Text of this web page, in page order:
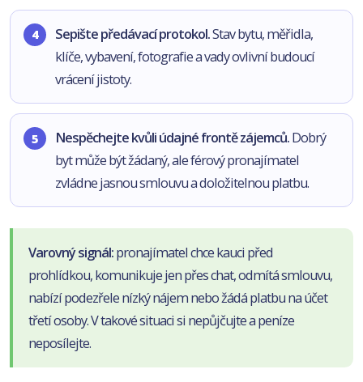
Sepište předávací protokol.Stav bytu, měřidla,
klíče, vybavení, fotografie a vady ovlivní budoucí
vrácení jistoty.
Nespěchejte kvůli údajné frontě zájemců.Dobrý
byt může být žádaný, ale férový pronajímatel
zvládne jasnou smlouvu a doložitelnou platbu.
Varovný signál:pronajímatel chce kauci před
prohlídkou, komunikuje jen přes chat, odmítá smlouvu,
nabízí podezřele nízký nájem nebo žádá platbu na účet
třetí osoby. V takové situaci si nepůjčujte a peníze
neposílejte.